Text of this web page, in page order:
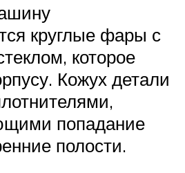
круглые фары с
которое
Кожух детали
попадание
полости.